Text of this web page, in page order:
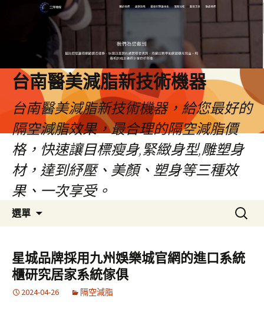
台南醫美減脂新技術機器
台南醫美減脂新技術機器，給您最好的
隔空減脂效果，最合理的隔空減脂價
格，快速讓目標瘦身,緊緻身型,雕塑身
材，達到紓壓、美顏、塑身等三種效
果、一次享受。
選單
容
搜
尋
鍵
字:
星城品牌採用九州娛樂城官網的進口系統
櫃研究居家系統傢俱
2024-04-26 隔空減脂